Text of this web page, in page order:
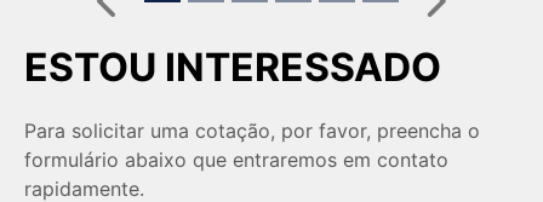
ESTOU INTERESSADO
Para solicitar uma cotação, por favor, preencha o
formulário abaixo que entraremos em contato
rapidamente.
Anterior Próximo